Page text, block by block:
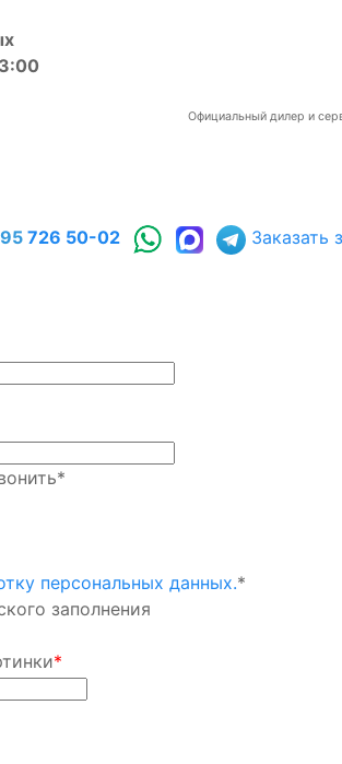
Официальный дилер и
726 50-02
Заказать
*
персональных данных.*
заполнения
*